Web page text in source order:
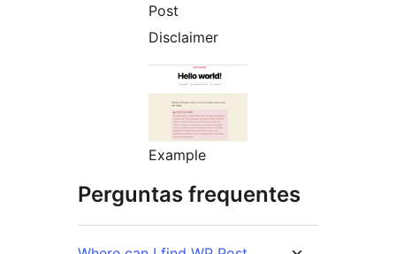
Post
Disclaimer
Example
Perguntas frequentes